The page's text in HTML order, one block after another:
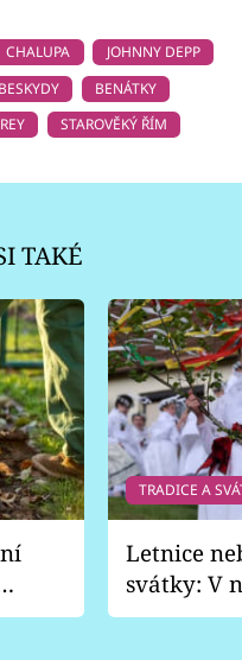
CHALUPA
JOHNNY DEPP
BESKYDY
BENÁTKY
STAROVĚKÝ ŘÍM
TAKÉ
TRADICE A
Letnice
svátky: V
pondělí